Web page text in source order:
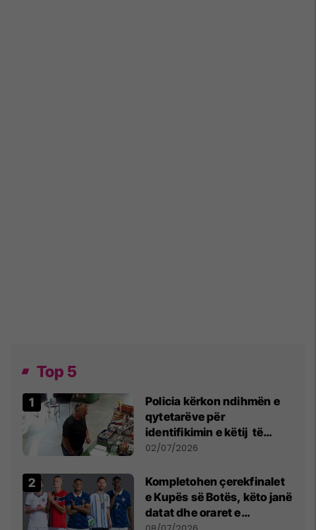
Top 5
Policia kërkon ndihmën e
qytetarëve për
identifikimin e këtij të
dyshuari
02/07/2026
Kompletohen çerekfinalet
e Kupës së Botës, këto janë
datat dhe oraret e